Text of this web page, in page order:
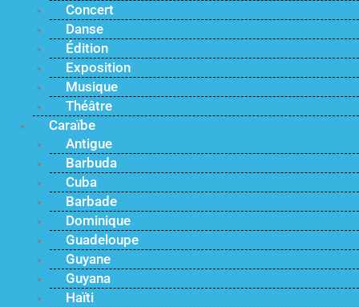
Concert
Danse
Édition
Exposition
Musique
Théâtre
Caraïbe
Antigue
Barbuda
Cuba
Barbade
Dominique
Guadeloupe
Guyane
Guyana
Haïti